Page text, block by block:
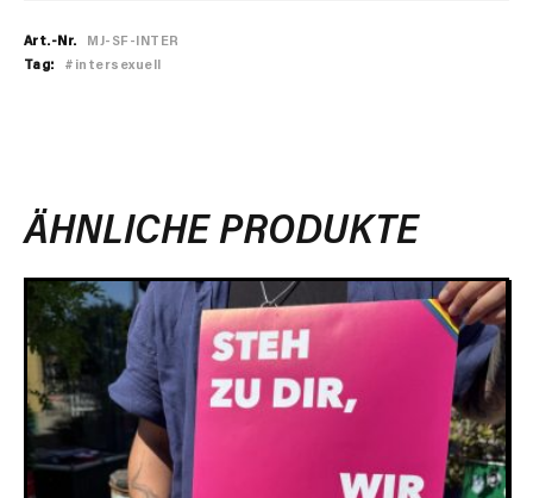
Art.-Nr.
MJ-SF-INTER
Tag:
#intersexuell
ÄHNLICHE PRODUKTE